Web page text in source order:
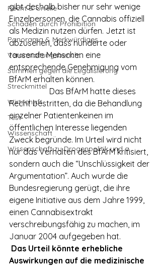
Recht & Urteile
Schäden durch Prohibition
Panorama & Merkwürdiges
Veranstaltungsbericht
Stimmen gegen die Legalisierung
Streckmittel
Wirtschaft
Test
Wissenschaft
Wissenschaft zu Drogenpolitik und a
gibt deshalb bisher nur sehr wenige
Einzelpersonen, die Cannabis offiziell
als Medizin nutzen dürfen. Jetzt ist
abzusehen, dass hunderte oder
tausende Menschen eine
entsprechende Genehmigung vom
BfArM erhalten können.
		Das BfArM hatte dieses
Recht bestritten, da die Behandlung
einzelner Patientenkeinen im
öffentlichen Interesse liegenden
Zweck begründe. Im Urteil wird nicht
nur das Verhalten des BfArM kritisiert,
sondern auch die “Unschlüssigkeit der
Argumentation”. Auch wurde die
Bundesregierung gerügt, die ihre
eigene Initiative aus dem Jahre 1999,
einen Cannabisextrakt
verschreibungsfähig zu machen, im
Januar 2004 aufgegeben hat.
Das Urteil könnte erhebliche
Auswirkungen auf die medizinische